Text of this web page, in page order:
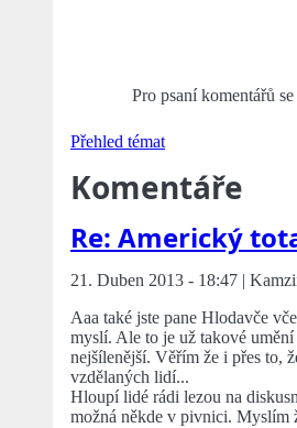
Pro psaní komentářů se
Přehled témat
Komentáře
Re: Americký
21. Duben 2013 - 18:47 |
Aaa také jste pane Hlodavče
myslí. Ale to je už takové
nejšílenější. Věřím že i přes to,
vzdělaných lidí...
Hloupí lidé rádi lezou na
možná někde v pivnici. Myslím